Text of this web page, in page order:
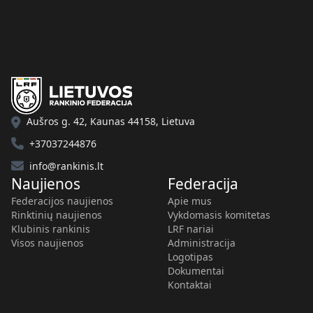
Aušros g. 42, Kaunas 44158, Lietuva
+37037244876
info@rankinis.lt
Naujienos
Federacijos naujienos
Rinktinių naujienos
Klubinis rankinis
Visos naujienos
Federacija
Apie mus
Vykdomasis komitetas
LRF nariai
Administracija
Logotipas
Dokumentai
Kontaktai